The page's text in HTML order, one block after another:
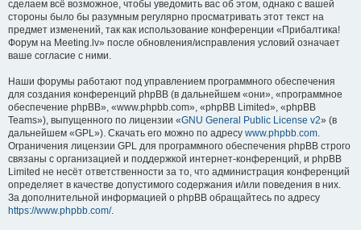
сделаем всё возможное, чтобы уведомить вас об этом, однако с вашей
стороны было бы разумным регулярно просматривать этот текст на
предмет изменений, так как использование конференции «Прибалтика!
Форум на Meeting.lv» после обновления/исправления условий означает
ваше согласие с ними.
Наши форумы работают под управлением программного обеспечения
для создания конференций phpBB (в дальнейшем «они», «программное
обеспечение phpBB», «www.phpbb.com», «phpBB Limited», «phpBB
Teams»), выпущенного по лицензии «GNU General Public License v2» (в
дальнейшем «GPL»). Скачать его можно по адресу www.phpbb.com.
Ограничения лицензии GPL для программного обеспечения phpBB строго
связаны с организацией и поддержкой интернет-конференций, и phpBB
Limited не несёт ответственности за то, что администрация конференций
определяет в качестве допустимого содержания и/или поведения в них.
За дополнительной информацией о phpBB обращайтесь по адресу
https://www.phpbb.com/.